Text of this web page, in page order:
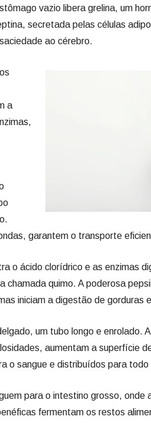
vazio libera grelina, um
secretada pelas células
ao cérebro.
a
garantem o transporte
o ácido clorídrico e as enzimas
chamada quimo. A poderosa
iniciam a digestão de gorduras
um tubo longo e enrolado.
aumentam a superfície
o sangue e distribuídos para todo
para o intestino grosso, onde
fermentam os restos